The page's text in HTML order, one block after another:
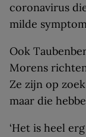
coronavirus
milde
Ook
Morens
Ze zijn op
maar die
‘Het is heel